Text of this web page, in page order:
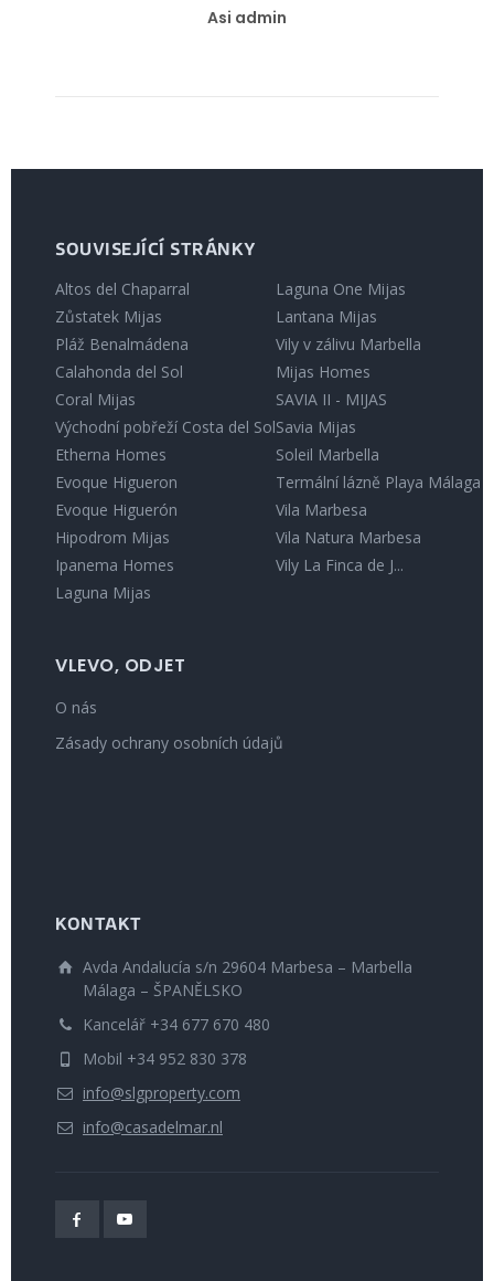
Asi admin
SOUVISEJÍCÍ STRÁNKY
Altos del Chaparral
Zůstatek Mijas
Pláž Benalmádena
Calahonda del Sol
Coral Mijas
Východní pobřeží Costa del Sol
Etherna Homes
Evoque Higueron
Evoque Higuerón
Hipodrom Mijas
Ipanema Homes
Laguna Mijas
Laguna One Mijas
Lantana Mijas
Vily v zálivu Marbella
Mijas Homes
SAVIA II - MIJAS
Savia Mijas
Soleil Marbella
Termální lázně Playa Málaga
Vila Marbesa
Vila Natura Marbesa
Vily La Finca de J...
VLEVO, ODJET
O nás
Zásady ochrany osobních údajů
KONTAKT
Avda Andalucía s/n 29604 Marbesa – Marbella
Málaga – ŠPANĚLSKO
Kancelář +34 677 670 480
Mobil +34 952 830 378
info@slgproperty.com
info@casadelmar.nl